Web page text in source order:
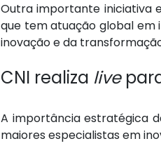
Outra importante iniciativa
que tem atuação global em
inovação e da
CNI realiza live
A importância estratégica
maiores especialistas em